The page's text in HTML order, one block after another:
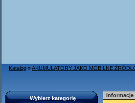
Katalog »AKUMULATORY JAKO MOBILNE
Wybierz kategorię